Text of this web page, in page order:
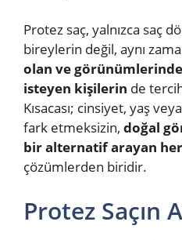
Protez saç, yalnızca saç
bireylerin değil, aynı
olan ve
isteyen kişilerin de
Kısacası; cinsiyet, yaş
fark etmeksizin, doğal
bir alternatif arayan
çözümlerden biridir.
Protez Saçın